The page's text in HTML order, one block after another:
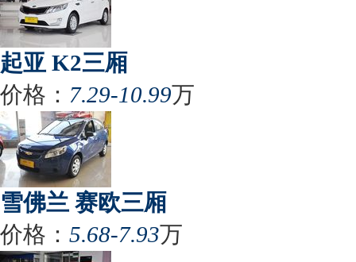
起亚 K2三厢
价格： 7.29-10.99万
雪佛兰 赛欧三厢
价格： 5.68-7.93万